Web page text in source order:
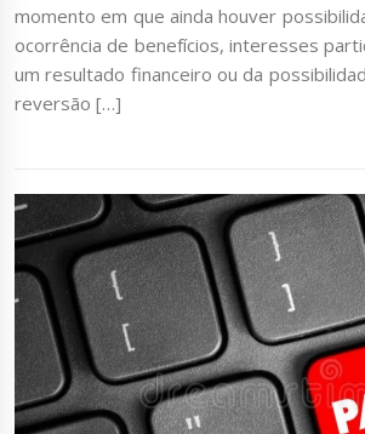
momento em que ainda houver
ocorrência de benefícios, interesses
um resultado financeiro ou da
reversão […]